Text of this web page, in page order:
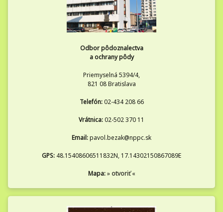
Odbor pôdoznalectva
a ochrany pôdy
Priemyselná 5394/4,
821 08 Bratislava
Telefón:02-434 208 66
Vrátnica:02-502 370 11
Email:pavol.bezak@nppc.sk
GPS: 48.15408606511832N, 17.14302150867089E
Mapa:» otvoriť«